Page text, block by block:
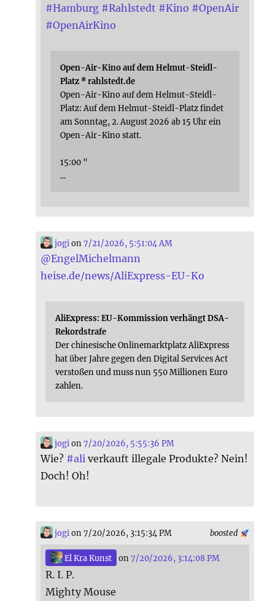
#Hamburg #Rahlstedt #Kino #OpenAir
#OpenAirKino
Open-Air-Kino auf dem Helmut-Steidl-
Platz * rahlstedt.de
Open-Air-Kino auf dem Helmut-Steidl-
Platz: Auf dem Helmut-Steidl-Platz findet
am Sonntag, 2. August 2026 ab 15 Uhr ein
Open-Air-Kino statt.
15:00 "
...
jogion7/21/2026, 5:51:04 AM
@EngelMichelmann
heise.de/news/AliExpress-EU-Ko
AliExpress: EU-Kommission verhängt DSA-
Rekordstrafe
Der chinesische Onlinemarktplatz AliExpress
hat über Jahre gegen den Digital Services Act
verstoßen und muss nun 550 Millionen Euro
zahlen.
jogion7/20/2026, 5:55:36 PM
Wie? #ali verkauft illegale Produkte? Nein!
Doch! Oh!
boosted
jogion 7/20/2026, 3:15:34 PM
El Kra Kunst on7/20/2026, 3:14:08 PM
R. I. P.
Mighty Mouse